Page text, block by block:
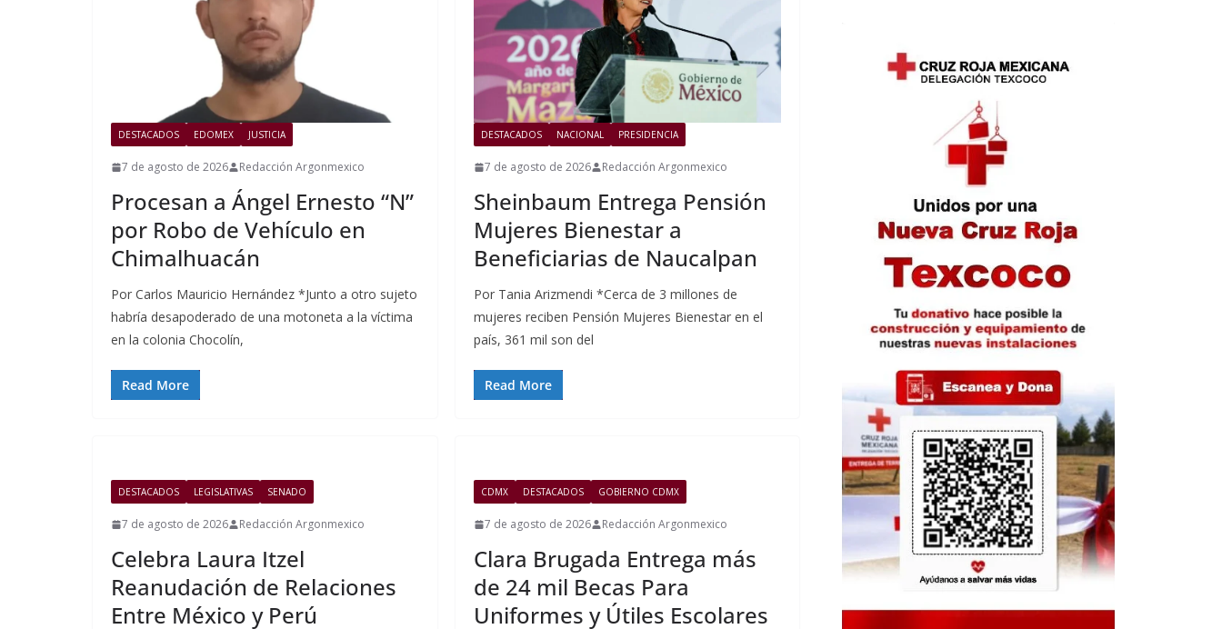
DESTACADOS EDOMEX JUSTICIA
7 de agosto de 2026 Redacción Argonmexico
Procesan a Ángel Ernesto “N”
por Robo de Vehículo en
Chimalhuacán
Por Carlos Mauricio Hernández *Junto a otro sujeto
habría desapoderado de una motoneta a la víctima
en la colonia Chocolín,
Read More
DESTACADOS NACIONAL PRESIDENCIA
7 de agosto de 2026 Redacción Argonmexico
Sheinbaum Entrega Pensión
Mujeres Bienestar a
Beneficiarias de Naucalpan
Por Tania Arizmendi *Cerca de 3 millones de
mujeres reciben Pensión Mujeres Bienestar en el
país, 361 mil son del
Read More
DESTACADOS LEGISLATIVAS SENADO
7 de agosto de 2026 Redacción Argonmexico
Celebra Laura Itzel
Reanudación de Relaciones
Entre México y Perú
CDMX DESTACADOS GOBIERNO CDMX
7 de agosto de 2026 Redacción Argonmexico
Clara Brugada Entrega más
de 24 mil Becas Para
Uniformes y Útiles Escolares